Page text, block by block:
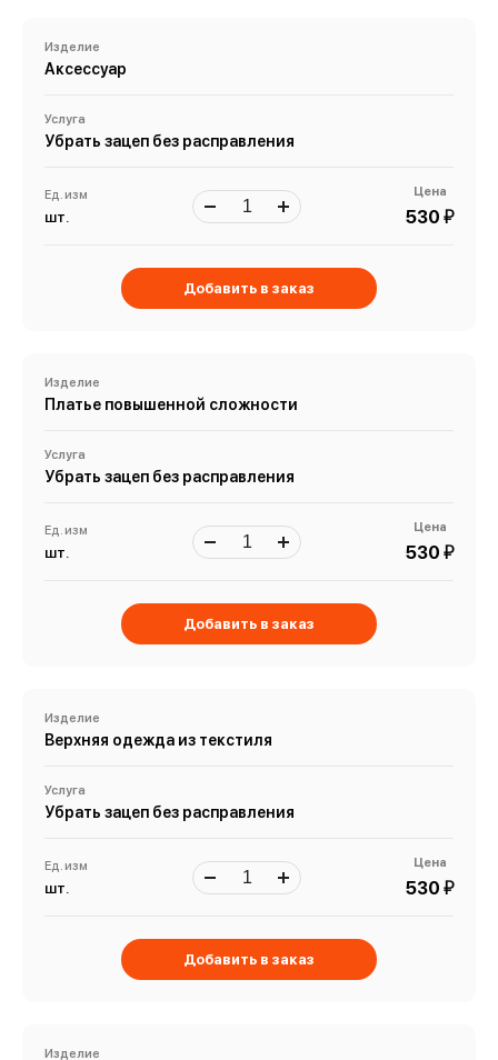
Изделие
Аксессуар
Услуга
Убрать зацеп без расправления
Ед. изм
шт.
Цена
530 й
Добавить в заказ
Изделие
Платье повышенной сложности
Услуга
Убрать зацеп без расправления
Ед. изм
шт.
Цена
530 й
Добавить в заказ
Изделие
Верхняя одежда из текстиля
Услуга
Убрать зацеп без расправления
Ед. изм
шт.
Цена
530 й
Добавить в заказ
Изделие